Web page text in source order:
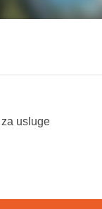
usluge